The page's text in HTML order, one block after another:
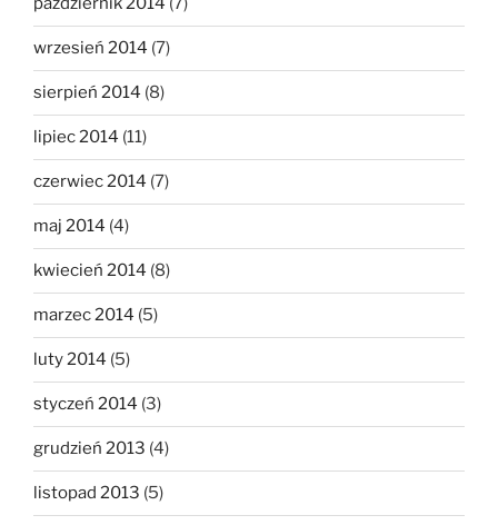
wrzesień 2014 (7)
sierpień 2014 (8)
lipiec 2014 (11)
czerwiec 2014 (7)
maj 2014 (4)
kwiecień 2014 (8)
marzec 2014 (5)
luty 2014 (5)
styczeń 2014 (3)
grudzień 2013 (4)
listopad 2013 (5)